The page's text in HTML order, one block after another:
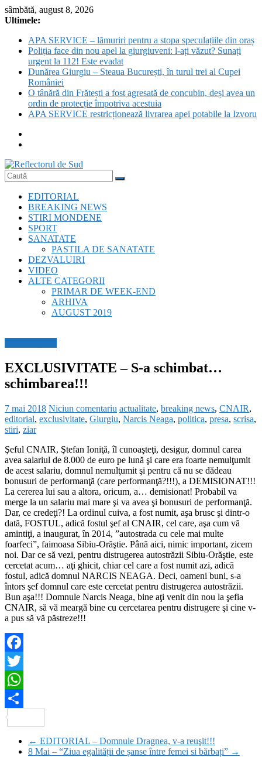
Skip
to
sâmbătă, august 8, 2026
Ultimele:
APA SERVICE – lămuriri pentru a stopa speculațiile din oraș
Poliția face din nou apel la giurgiuveni: l-ați văzut? Sunați
urgent la 112! Este evadat
Dunărea Giurgiu – Steaua București, în turul trei al Cupei
României
O tânără din Frătești a fost agresată de concubin, deși avea un
ordin de protecție împotriva acestuia
APA SERVICE restricționează livrarea apei potabile la Izvoru
Reflectorul
Sud
EDITORIAL
BREAKING NEWS
STIRI MONDENE
SPORT
SANATATE
PASTILA DE SANATATE
DEZVALUIRI
VIDEO
ALTE CATEGORII
PRIMAR DE WEEK-END
ARHIVA
AUGUST 2019
EXCLUSIVITATE – S-a schimbat…
schimbarea!!!
7 mai 2018 Niciun comentariu actualitate, breaking news, CNAIR,
editorial, exclusivitate, Giurgiu, Narcis Neaga, politica, presa, scrisa,
stiri, ziar
Şeful CNAIR, Ştefan Ioniţă, îl cunoaşteţi, desigur, domnul carea
avea salariul de 8.000 de euro pe lună şi care era foarte nemulţumit
de acest salariu, domnul nemulţumit şi pentru că nu se dădeau
bonusuri de performanţă (care performanţă?!!!), a DEMISIONAT!!!
La cererea lui sau a altora, oricum, a… demisionat! Probabil va
merge la un salariu mai mare şi va avea şi bonusuri de performanţă.
Dar, ce credeţi?! La ordinul cuiva, a fost numit, aşa brusc şi dintr-o
dată, FOSTUL, adică fostul şef al CNAIR, cel care, aşa cum vă
amintiţi, a inaugurat, în 2014, ”autostrada cu cele mai multe
foarfeci”, faimoasa Sibiu-Orăştie. Până aici, nimic important, zicem
noi. Dar ce să vezi, pentru distrugerea autostrăzii Sibiu-Orăştie, este
cercetat acum… aţi ghicit, chiar cel care a fost numit azi, adică
fostul, adică domnul NARCIS NEAGA. Deci, oameni buni, s-a
întors şef domnul care este cercetat pentru distrugerea autostrăzii.
Bun aşa!!! Domnule Narcis Neaga, bine aţi venit din nou la şefia
CNAIR, să vă meargă bine cu cercetarea pentru distrugere şi cine v-
a pus să vă păstreze!!!
Facebook
Twitter
WhatsApp
← EDITORIAL – Domnule Dragnea, v-a reuşit!!!
8 Mai – “Ziua egalității de șanse între femei si bărbați” →